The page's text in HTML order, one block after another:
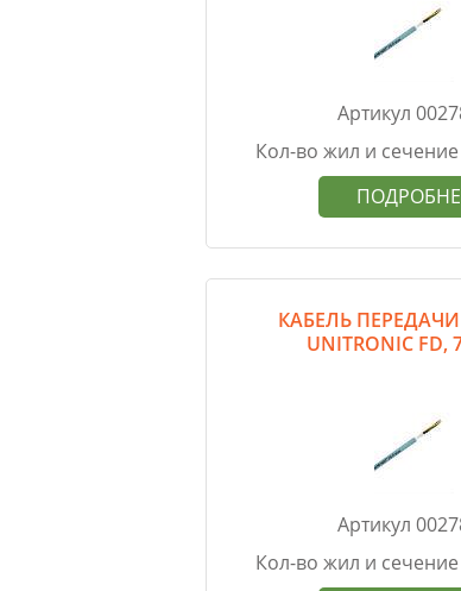
Артикул
Кол-во жил и
КАБЕЛЬ
UNITRONIC FD,
Артикул
Кол-во жил и